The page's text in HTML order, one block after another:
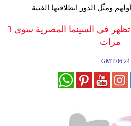
صحة
ومثّل الدور انطلاقتها الفنية
شخصيته "الأخرس" لم تظهر في السينما المصرية سوى 3
مرات
GMT